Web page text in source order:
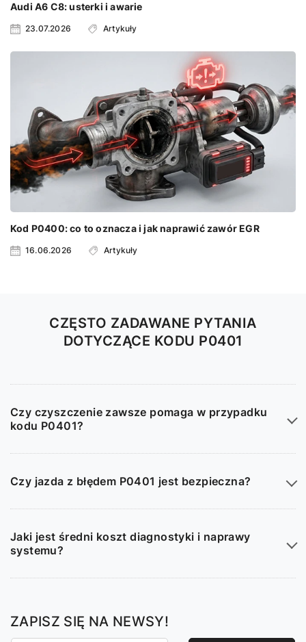
Audi A6 C8: usterki i awarie
23.07.2026 Artykuły
Kod P0400: co to oznacza i jak naprawić zawór EGR
16.06.2026 Artykuły
CZĘSTO ZADAWANE PYTANIA
DOTYCZĄCE KODU P0401
Czy czyszczenie zawsze pomaga w przypadku
kodu P0401?
Czy jazda z błędem P0401 jest bezpieczna?
Jaki jest średni koszt diagnostyki i naprawy
systemu?
ZAPISZ SIĘ NA NEWSY!